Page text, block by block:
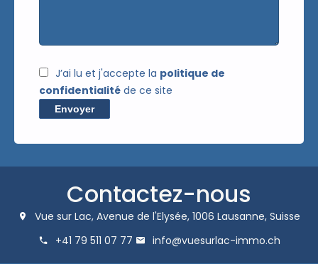
J’ai lu et j'accepte la politique de
confidentialité de ce site
Envoyer
Contactez-nous
Vue sur Lac, Avenue de l'Elysée, 1006 Lausanne, Suisse
+41 79 511 07 77
info@vuesurlac-immo.ch